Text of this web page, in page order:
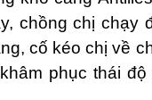
chồng chị chạy
cố kéo chị về
phục thái